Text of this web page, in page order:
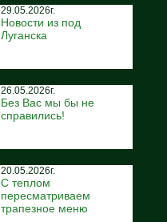
29.05.2026г.
Новости из под
Луганска
26.05.2026г.
Без Вас мы бы не
справились!
20.05.2026г.
С теплом
пересматриваем
трапезное меню